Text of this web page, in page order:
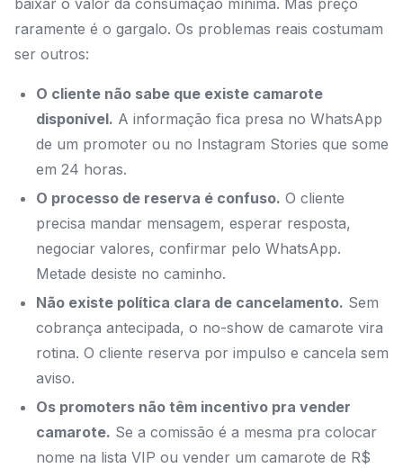
baixar o valor da consumação mínima. Mas preço
raramente é o gargalo. Os problemas reais costumam
ser outros:
O cliente não sabe que existe camarote
disponível. A informação fica presa no WhatsApp
de um promoter ou no Instagram Stories que some
em 24 horas.
O processo de reserva é confuso. O cliente
precisa mandar mensagem, esperar resposta,
negociar valores, confirmar pelo WhatsApp.
Metade desiste no caminho.
Não existe política clara de cancelamento. Sem
cobrança antecipada, o no-show de camarote vira
rotina. O cliente reserva por impulso e cancela sem
aviso.
Os promoters não têm incentivo pra vender
camarote. Se a comissão é a mesma pra colocar
nome na lista VIP ou vender um camarote de R$